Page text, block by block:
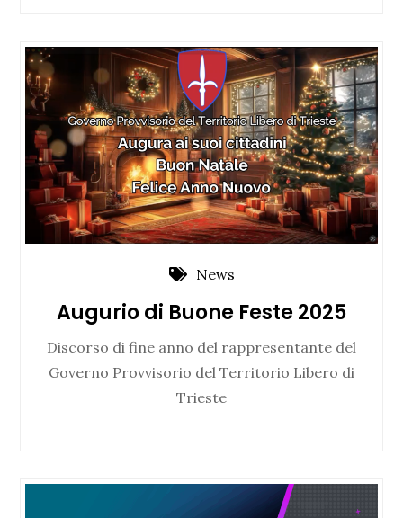
News
Augurio di Buone Feste 2025
Discorso di fine anno del rappresentante del
Governo Provvisorio del Territorio Libero di
Trieste